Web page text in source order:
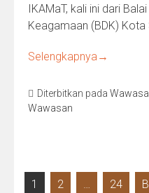
IKAMaT, kali ini dari
Keagamaan (BDK)
Selengkapnya→
Diterbitkan pada
Wawasan
Paginasi
1 2 … 24